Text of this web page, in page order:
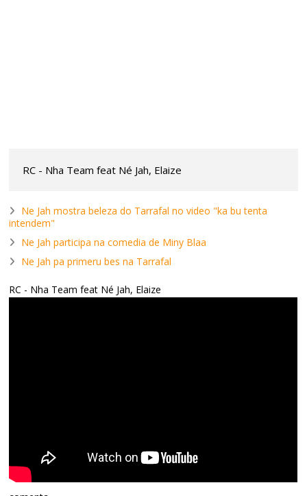
RC - Nha Team feat Né Jah, Elaize
Ne Jah mostra beleza do Tarrafal no video "ka bu tenta
intendem"
Ne Jah participa na comedia de Miny Blaa
Ne Jah pa primeru bes na Tarrafal
RC - Nha Team feat Né Jah, Elaize